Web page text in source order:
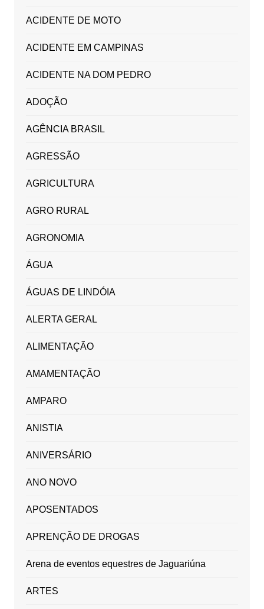
ACIDENTE DE MOTO
ACIDENTE EM CAMPINAS
ACIDENTE NA DOM PEDRO
ADOÇÃO
AGÊNCIA BRASIL
AGRESSÃO
AGRICULTURA
AGRO RURAL
AGRONOMIA
ÁGUA
ÁGUAS DE LINDÓIA
ALERTA GERAL
ALIMENTAÇÃO
AMAMENTAÇÃO
AMPARO
ANISTIA
ANIVERSÁRIO
ANO NOVO
APOSENTADOS
APRENÇÃO DE DROGAS
Arena de eventos equestres de Jaguariúna
ARTES